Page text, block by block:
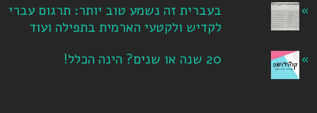
בעברית זה נשמע טוב יותר: תרגום עברי
לקדיש ולקטעי הארמית בתפילה ועוד
20 שנה או שנים? הינה הכלל!